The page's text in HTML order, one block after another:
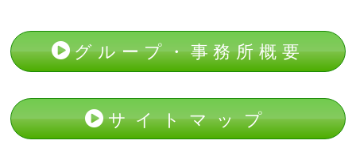
グループ・事務所概要
サイトマップ